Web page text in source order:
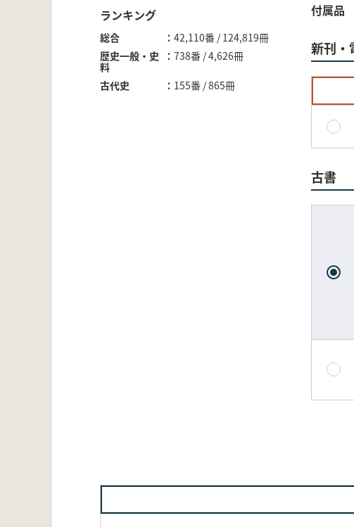
ランキング
総合
42,110番 / 124,819冊
歴史一般・史
料
738番 / 4,626冊
古代史 155番 / 865冊
付属品
新刊・
古書